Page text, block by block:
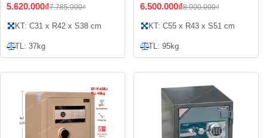
5.620.000₫7.785.000₫
KT: C31 x R42 x S38 cm
TL: 37kg
6.500.000₫8.000.000₫
KT: C55 x R43 x S51 cm
TL: 95kg